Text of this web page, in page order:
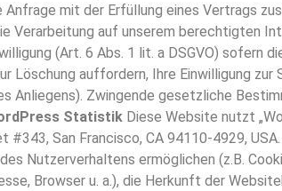
mit der Erfüllung eines Vertrags
Verarbeitung auf unserem berechtigten
(Art. 6 Abs. 1 lit. a DSGVO) sofern
Löschung auffordern, Ihre Einwilligung
Anliegens). Zwingende gesetzliche
Statistik Diese Website nutzt
San Francisco, CA 94110-4929,
Nutzerverhaltens ermöglichen (z.B.
Browser u. a.), die Herkunft der